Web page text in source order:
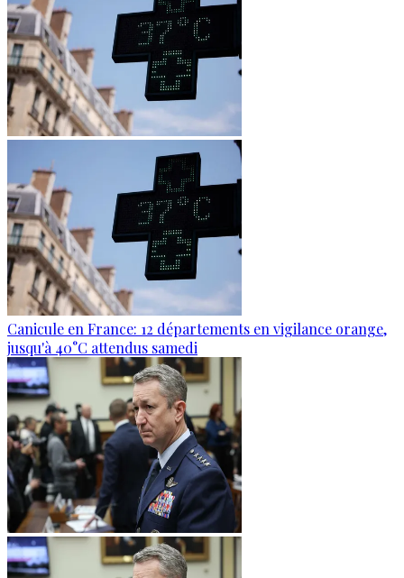
Canicule en France: 12 départements en vigilance orange,
jusqu'à 40°C attendus samedi